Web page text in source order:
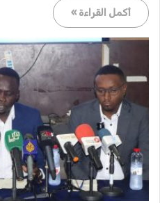
أكمل القراءة »